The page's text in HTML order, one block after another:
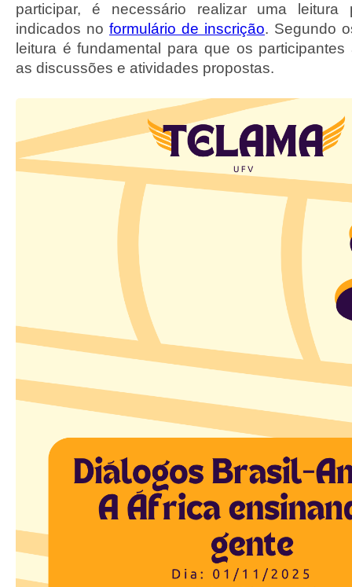
participar, é necessário realizar uma leitura
indicados no formulário de inscrição. Segundo
leitura é fundamental para que os participantes
as discussões e atividades propostas.